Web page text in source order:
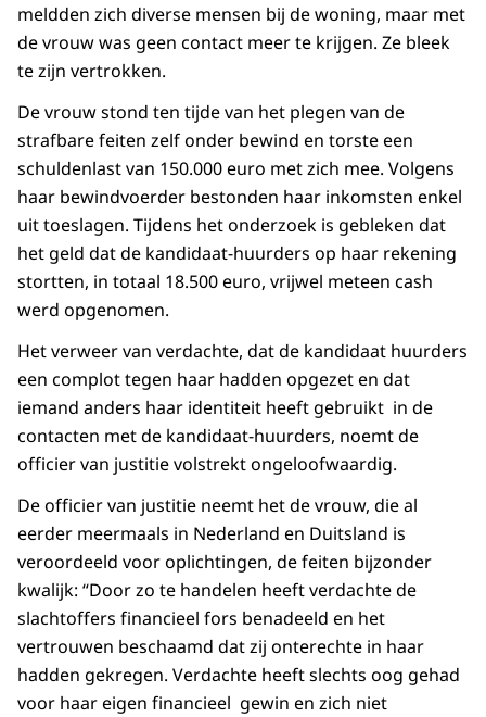
meldden zich diverse mensen bij de woning, maar met
de vrouw was geen contact meer te krijgen. Ze bleek
te zijn vertrokken.
De vrouw stond ten tijde van het plegen van de
strafbare feiten zelf onder bewind en torste een
schuldenlast van 150.000 euro met zich mee. Volgens
haar bewindvoerder bestonden haar inkomsten enkel
uit toeslagen. Tijdens het onderzoek is gebleken dat
het geld dat de kandidaat-huurders op haar rekening
stortten, in totaal 18.500 euro, vrijwel meteen cash
werd opgenomen.
Het verweer van verdachte, dat de kandidaat huurders
een complot tegen haar hadden opgezet en dat
iemand anders haar identiteit heeft gebruikt in de
contacten met de kandidaat-huurders, noemt de
officier van justitie volstrekt ongeloofwaardig.
De officier van justitie neemt het de vrouw, die al
eerder meermaals in Nederland en Duitsland is
veroordeeld voor oplichtingen, de feiten bijzonder
kwalijk: “Door zo te handelen heeft verdachte de
slachtoffers financieel fors benadeeld en het
vertrouwen beschaamd dat zij onterechte in haar
hadden gekregen. Verdachte heeft slechts oog gehad
voor haar eigen financieel gewin en zich niet